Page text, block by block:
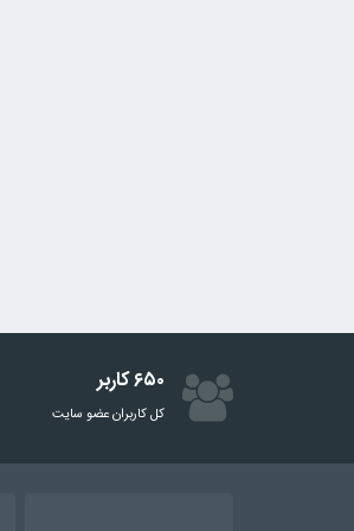
۶۵۰ کاربر
کل کاربران عضو سایت